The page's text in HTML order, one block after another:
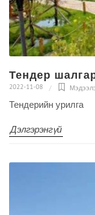
Тендер
2022-11-08
Тендерийн урилга
Дэлгэрэнгүй